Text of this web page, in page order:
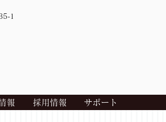
1
報 採用情報 サポート